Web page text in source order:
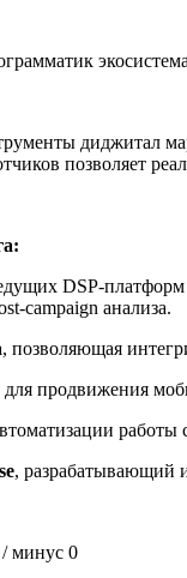
диджитал
позволяет
DSP-платформ
campaign анализа.
, позволяющая
для продвижения
работы
, разрабатывающий
/ минус 0